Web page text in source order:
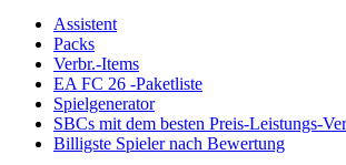
Assistent
Packs
Verbr.-Items
EA FC 26 -Paketliste
Spielgenerator
SBCs mit dem besten Preis-Leistungs-
Billigste Spieler nach Bewertung